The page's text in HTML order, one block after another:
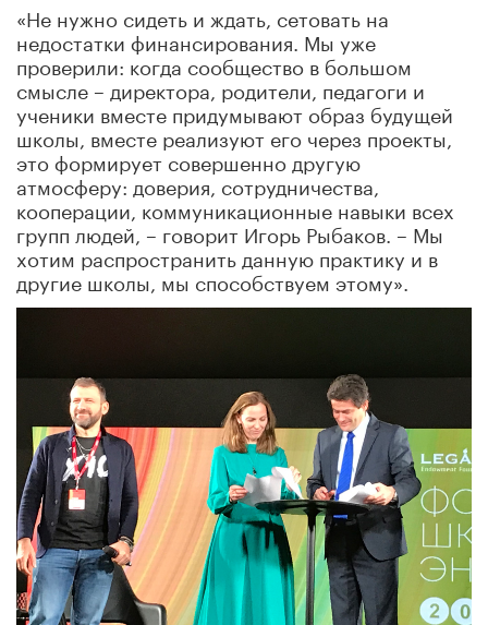
«Не нужно сидеть и ждать, сетовать на
недостатки финансирования. Мы уже
проверили: когда сообщество в большом
смысле – директора, родители, педагоги и
ученики вместе придумывают образ будущей
школы, вместе реализуют его через проекты,
это формирует совершенно другую
атмосферу: доверия, сотрудничества,
кооперации, коммуникационные навыки всех
групп людей, – говорит Игорь Рыбаков. – Мы
хотим распространить данную практику и в
другие школы, мы способствуем этому».